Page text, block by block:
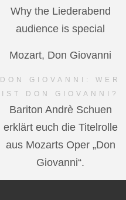
Why the Liederabend
audience is special
Mozart, Don Giovanni
DON GIOVANNI: WER
IST DON GIOVANNI?
Bariton Andrè Schuen
erklärt euch die Titelrolle
aus Mozarts Oper „Don
Giovanni“.